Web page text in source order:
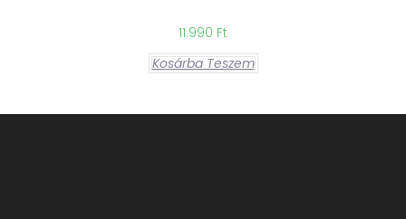
11.990 Ft
Kosárba Teszem